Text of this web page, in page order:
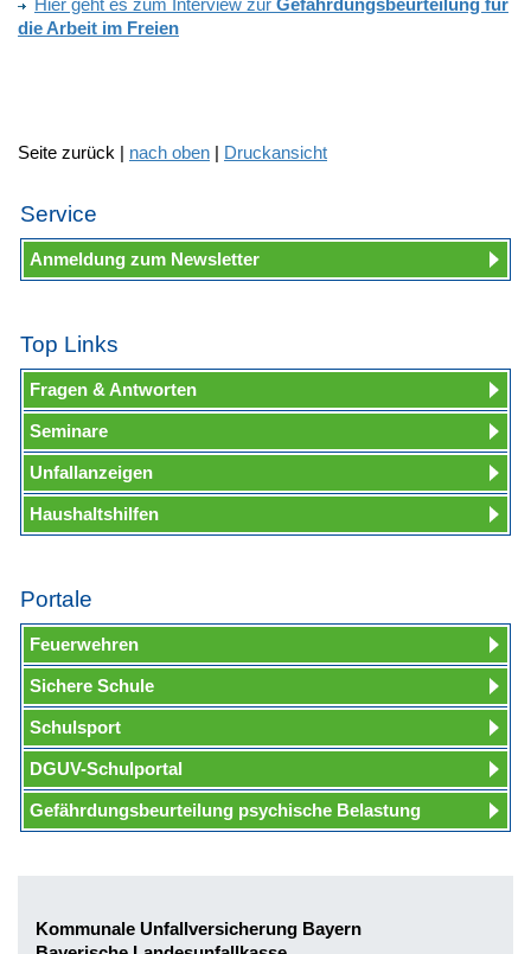
die Arbeit im Freien
Seite zurück | nach oben | Druckansicht
Service
Anmeldung zum Newsletter
Top Links
Fragen & Antworten
Seminare
Unfallanzeigen
Haushaltshilfen
Portale
Feuerwehren
Sichere Schule
Schulsport
DGUV-Schulportal
Gefährdungsbeurteilung psychische Belastung
Kommunale Unfallversicherung Bayern